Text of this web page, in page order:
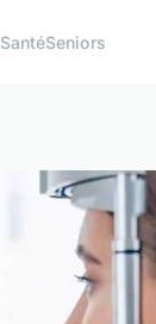
SantéSeniors